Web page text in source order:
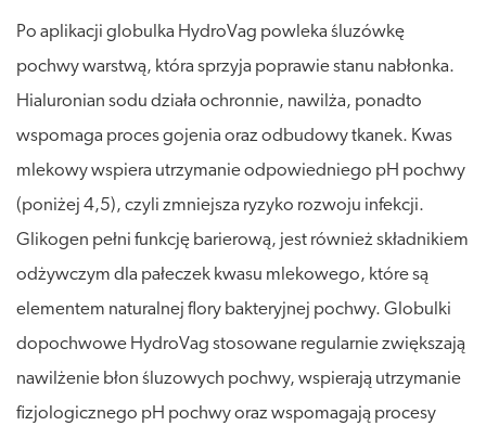
Po aplikacji globulka HydroVag powleka śluzówkę
pochwy warstwą, która sprzyja poprawie stanu nabłonka.
Hialuronian sodu działa ochronnie, nawilża, ponadto
wspomaga proces gojenia oraz odbudowy tkanek. Kwas
mlekowy wspiera utrzymanie odpowiedniego pH pochwy
(poniżej 4,5), czyli zmniejsza ryzyko rozwoju infekcji.
Glikogen pełni funkcję barierową, jest również składnikiem
odżywczym dla pałeczek kwasu mlekowego, które są
elementem naturalnej flory bakteryjnej pochwy. Globulki
dopochwowe HydroVag stosowane regularnie zwiększają
nawilżenie błon śluzowych pochwy, wspierają utrzymanie
fizjologicznego pH pochwy oraz wspomagają procesy